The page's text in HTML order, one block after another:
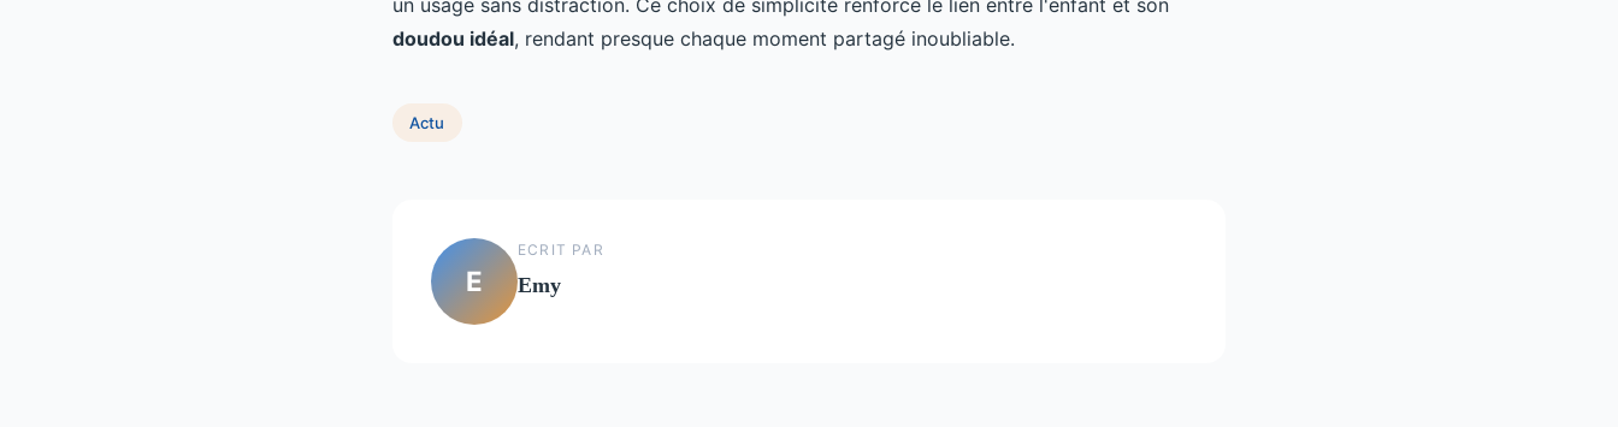
un usage sans distraction. Ce choix de simplicité renforce le lien entre l'enfant et son
doudou idéal, rendant presque chaque moment partagé inoubliable.
Actu
E
ECRIT PAR
Emy